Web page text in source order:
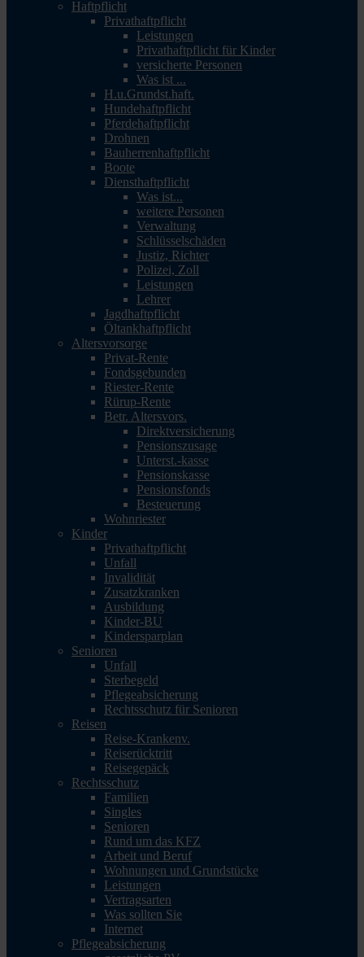
Haftpflicht
Privathaftpflicht
Leistungen
Privathaftpflicht für Kinder
versicherte Personen
Was ist ...
H.u.Grundst.haft.
Hundehaftpflicht
Pferdehaftpflicht
Drohnen
Bauherrenhaftpflicht
Boote
Diensthaftpflicht
Was ist...
weitere Personen
Verwaltung
Schlüsselschäden
Justiz, Richter
Polizei, Zoll
Leistungen
Lehrer
Jagdhaftpflicht
Öltankhaftpflicht
Altersvorsorge
Privat-Rente
Fondsgebunden
Riester-Rente
Rürup-Rente
Betr. Altersvors.
Direktversicherung
Pensionszusage
Unterst.-kasse
Pensionskasse
Pensionsfonds
Besteuerung
Wohnriester
Kinder
Privathaftpflicht
Unfall
Invalidität
Zusatzkranken
Ausbildung
Kinder-BU
Kindersparplan
Senioren
Unfall
Sterbegeld
Pflegeabsicherung
Rechtsschutz für Senioren
Reisen
Reise-Krankenv.
Reiserücktritt
Reisegepäck
Rechtsschutz
Familien
Singles
Senioren
Rund um das KFZ
Arbeit und Beruf
Wohnungen und Grundstücke
Leistungen
Vertragsarten
Was sollten Sie
Internet
Pflegeabsicherung